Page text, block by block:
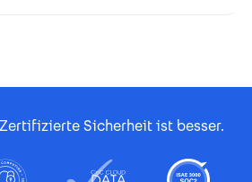
Sicherheit ist besser.